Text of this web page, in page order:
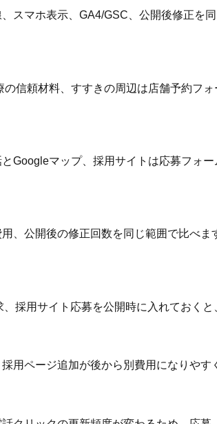
スマホ表示、GA4/GSC、公開後修正を
信頼材料、すすきの周辺は店舗予約フ
Googleマップ、採用サイトは応募フォ
、公開後の修正回数を同じ範囲で比べ
採用サイト応募を公開時に入れておく
ページ追加が後から別費用になりやす